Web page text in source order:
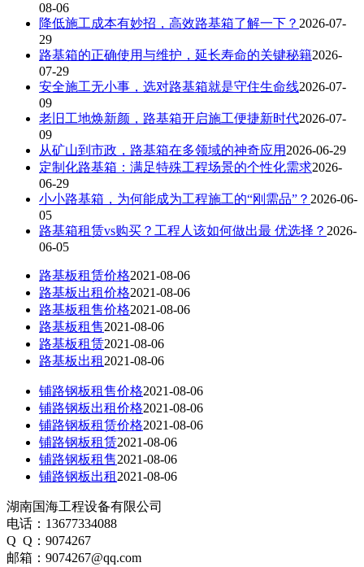
08-06
降低施工成本有妙招，高效路基箱了解一下？ 2026-07-
29
路基箱的正确使用与维护，延长寿命的关键秘籍2026-
07-29
安全施工无小事，选对路基箱就是守住生命线2026-07-
09
老旧工地焕新颜，路基箱开启施工便捷新时代2026-07-
09
从矿山到市政，路基箱在多领域的神奇应用 2026-06-29
定制化路基箱：满足特殊工程场景的个性化需求2026-
06-29
小小路基箱，为何能成为工程施工的“刚需品”？ 2026-06-
05
路基箱租赁vs购买？工程人该如何做出最 优选择？ 2026-
06-05
路基板租赁价格2021-08-06
路基板出租价格2021-08-06
路基板租售价格2021-08-06
路基板租售2021-08-06
路基板租赁2021-08-06
路基板出租 2021-08-06
铺路钢板租售价格2021-08-06
铺路钢板出租价格2021-08-06
铺路钢板租赁价格2021-08-06
铺路钢板租赁2021-08-06
铺路钢板租售2021-08-06
铺路钢板出租 2021-08-06
湖南国海工程设备有限公司
电话：13677334088
Q Q：9074267
邮箱：9074267@qq.com